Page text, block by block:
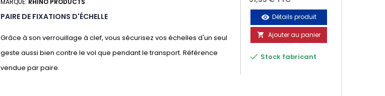
MARQUE: RHINO PRODUCTS
PAIRE DE FIXATIONS D'ÉCHELLE
Grâce à son verrouillage à clef, vous sécurisez vos échelles d'un seul
geste aussi bien contre le vol que pendant le transport. Référence
vendue par paire.
visibility Détails produit
 Ajouter au panier
 Stock fabricant